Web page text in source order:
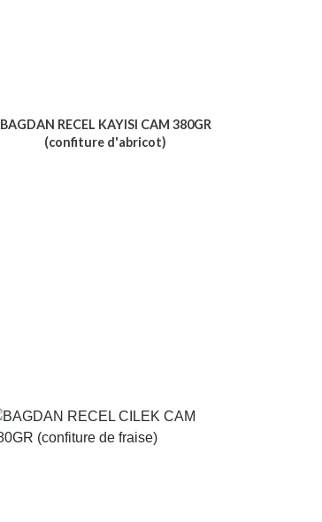
BAGDAN RECEL KAYISI CAM 380GR
(confiture d'abricot)